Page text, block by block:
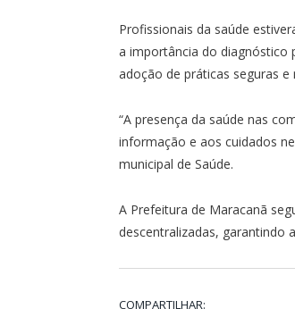
Profissionais da saúde
a importância do diagnóstico
adoção de práticas seguras e
“A presença da saúde nas
informação e aos cuidados
municipal de Saúde.
A Prefeitura de Maracanã
descentralizadas, garantindo
COMPARTILHAR: